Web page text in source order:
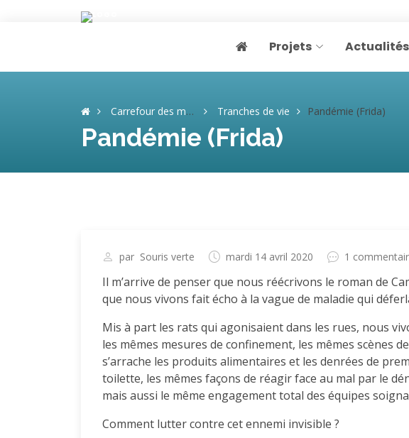
Page home
Projets Actualités
Carrefour des mémoires Tranches de vie Pandémie (Frida)
Pandémie (Frida)
par Souris verte mardi 14 avril 2020 1
Il m’arrive de penser que nous réécrivons le roman de
que nous vivons fait écho à la vague de maladie qui
Mis à part les rats qui agonisaient dans les rues, nous
les mêmes mesures de confinement, les mêmes scènes
s’arrache les produits alimentaires et les denrées de
toilette, les mêmes façons de réagir face au mal par le
mais aussi le même engagement total des équipes
Comment lutter contre cet ennemi invisible ?